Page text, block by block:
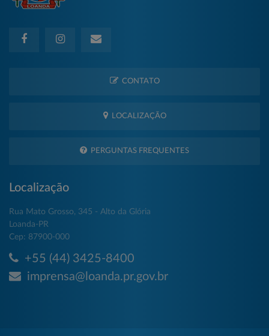
CONTATO
LOCALIZAÇÃO
PERGUNTAS FREQUENTES
Localização
Rua Mato Grosso, 345 - Alto da Glória
Loanda-PR
Cep: 87900-000
+55 (44) 3425-8400
imprensa@loanda.pr.gov.br